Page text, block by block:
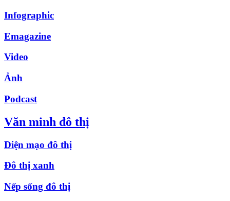
Infographic
Emagazine
Video
Ảnh
Podcast
Văn minh đô thị
Diện mạo đô thị
Đô thị xanh
Nếp sống đô thị